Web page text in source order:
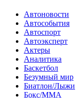
Автоновости
Автособытия
Автоспорт
Автоэксперт
Актеры
Аналитика
Баскетбол
Безумный мир
Биатлон/Лыжи
Бокс/MMA